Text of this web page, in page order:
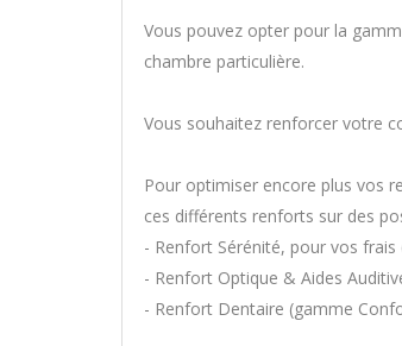
Vous pouvez opter pour la
chambre particulière.
Vous souhaitez renforcer votre
Pour optimiser encore plus vos
ces différents renforts sur des
- Renfort Sérénité, pour vos
- Renfort Optique & Aides
- Renfort Dentaire (gamme